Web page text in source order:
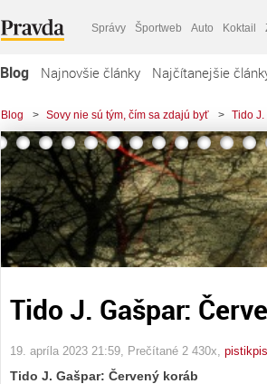
Správy Športweb Auto Koktail
Blog Najnovšie články Najčítanejšie
Blog > Sovy nie sú tým, čím sa zdajú byť > Tido
Tido J. Gašpar:
19. apríla 2023 21:59 , Prečítané 2 430x,
Tido J. Gašpar: Červený koráb